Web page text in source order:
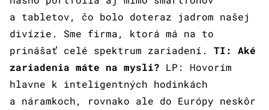
a tabletov, čo bolo doteraz jadrom našej
divízie. Sme firma, ktorá má na to
prinášať celé spektrum zariadení. TI: Aké
zariadenia máte na mysli? LP: Hovorím
hlavne k inteligentných hodinkách
a náramkoch, rovnako ale do Európy neskôr